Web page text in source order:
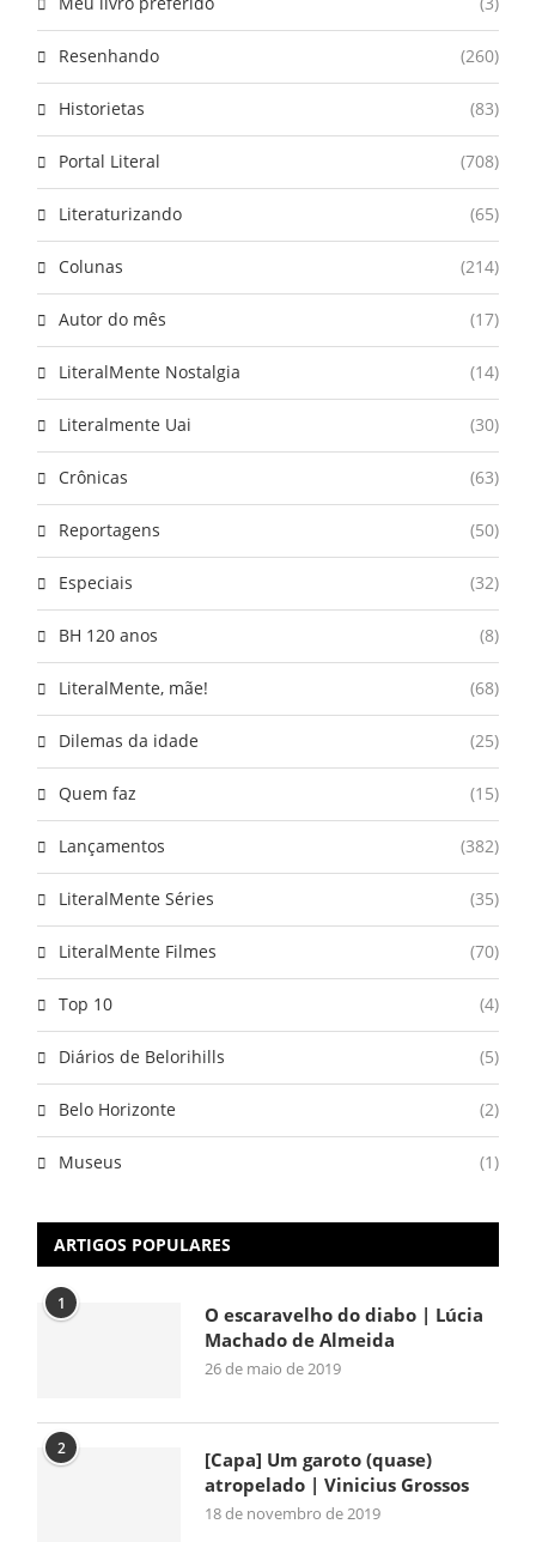
Resenhando (260)
Historietas (83)
Portal Literal (708)
Literaturizando (65)
Colunas (214)
Autor do mês (17)
LiteralMente Nostalgia (14)
Literalmente Uai (30)
Crônicas (63)
Reportagens (50)
Especiais (32)
BH 120 anos (8)
LiteralMente, mãe! (68)
Dilemas da idade (25)
Quem faz (15)
Lançamentos (382)
LiteralMente Séries (35)
LiteralMente Filmes (70)
Top 10 (4)
Diários de Belorihills (5)
Belo Horizonte (2)
Museus (1)
ARTIGOS POPULARES
1
O escaravelho do diabo | Lúcia
Machado de Almeida
26 de maio de 2019
2
[Capa] Um garoto (quase)
atropelado | Vinicius Grossos
18 de novembro de 2019